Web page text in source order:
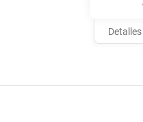
Detalles